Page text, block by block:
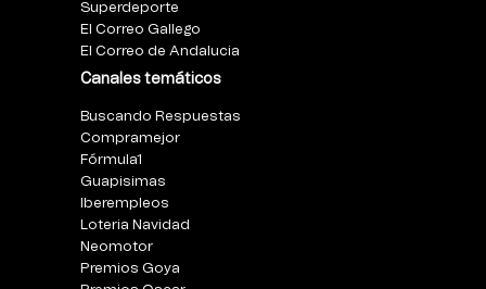
Superdeporte
El Correo Gallego
El Correo de Andalucia
Canales temáticos
Buscando Respuestas
Compramejor
Fórmula1
Guapisimas
Iberempleos
Loteria Navidad
Neomotor
Premios Goya